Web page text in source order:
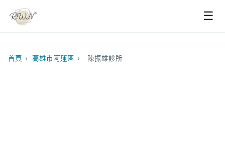
☰
首頁 › 高雄市阿蓮區 › 陳振雄診所